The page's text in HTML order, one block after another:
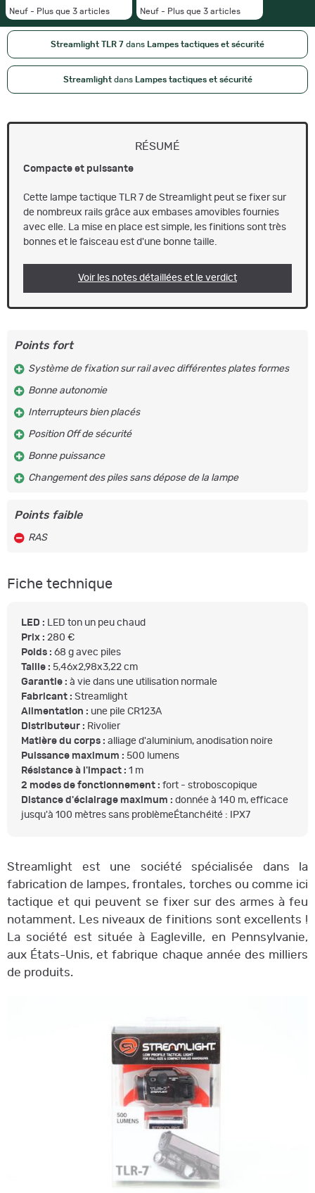
Neuf - Plus que 3 articles
Neuf - Plus que 3 articles
Streamlight TLR 7 dans Lampes tactiques et sécurité
Streamlightdans Lampes tactiques et sécurité
RÉSUMÉ
Compacte et puissante
Cette lampe tactique TLR 7 de Streamlight peut se fixer sur
de nombreux rails grâce aux embases amovibles fournies
avec elle. La mise en place est simple, les finitions sont très
bonnes et le faisceau est d'une bonne taille.
Voir les notes détaillées et le verdict
Points fort
Système de fixation sur rail avec différentes plates formes
Bonne autonomie
Interrupteurs bien placés
Position Off de sécurité
Bonne puissance
Changement des piles sans dépose de la lampe
Points faible
RAS
Fiche technique
LED : LED ton un peu chaud
Prix : 280 €
Poids : 68 g avec piles
Taille : 5,46x2,98x3,22 cm
Garantie : à vie dans une utilisation normale
Fabricant : Streamlight
Alimentation : une pile CR123A
Distributeur : Rivolier
Matière du corps : alliage d'aluminium, anodisation noire
Puissance maximum : 500 lumens
Résistance à l'impact : 1 m
2 modes de fonctionnement : fort - stroboscopique
Distance d'éclairage maximum : donnée à 140 m, efficace
jusqu'à 100 mètres sans problèmeÉtanchéité : IPX7
Streamlight est une société spécialisée dans la
fabrication de lampes, frontales, torches ou comme ici
tactique et qui peuvent se fixer sur des armes à feu
notamment. Les niveaux de finitions sont excellents !
La société est située à Eagleville, en Pennsylvanie,
aux États-Unis, et fabrique chaque année des milliers
de produits.